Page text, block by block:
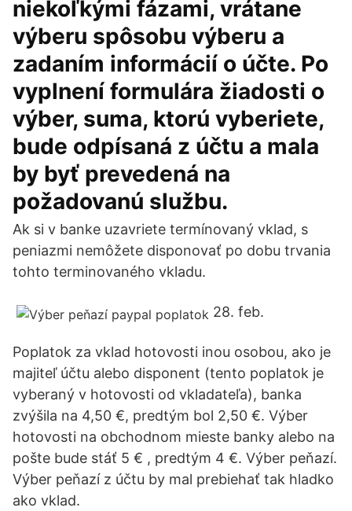
niekoľkými fázami, vrátane
výberu spôsobu výberu a
zadaním informácií o účte. Po
vyplnení formulára žiadosti o
výber, suma, ktorú vyberiete,
bude odpísaná z účtu a mala
by byť prevedená na
požadovanú službu.
Ak si v banke uzavriete termínovaný vklad, s
peniazmi nemôžete disponovať po dobu trvania
tohto terminovaného vkladu.
28. feb.
Poplatok za vklad hotovosti inou osobou, ako je
majiteľ účtu alebo disponent (tento poplatok je
vyberaný v hotovosti od vkladateľa), banka
zvýšila na 4,50 €, predtým bol 2,50 €. Výber
hotovosti na obchodnom mieste banky alebo na
pošte bude stáť 5 € , predtým 4 €. Výber peňazí.
Výber peňazí z účtu by mal prebiehať tak hladko
ako vklad.